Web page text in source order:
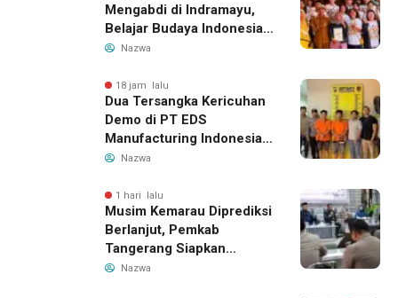
Mengabdi di Indramayu,
Belajar Budaya Indonesia
dan Edukasi Pekerja
Nazwa
18 jam lalu
Dua Tersangka Kericuhan
Demo di PT EDS
Manufacturing Indonesia
Ditahan, Polda Banten
Pengelolaan Limbah
Nazwa
1 hari lalu
Musim Kemarau Diprediksi
Berlanjut, Pemkab
Tangerang Siapkan
Langkah Antisipasi Krisis
Nazwa